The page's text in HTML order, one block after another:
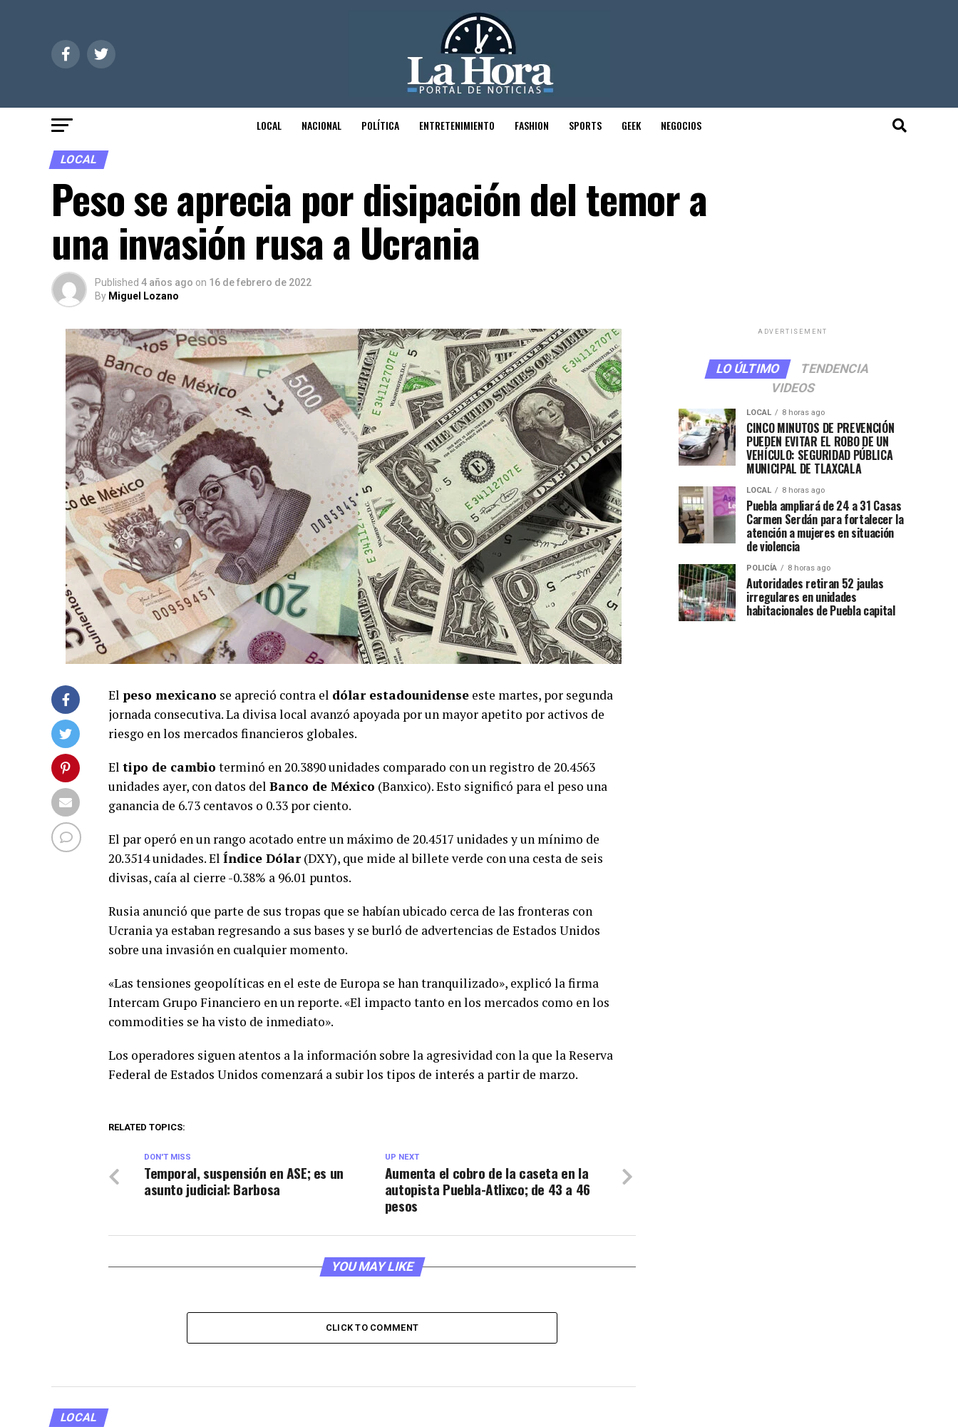
LOCAL NACIONAL POLÍTICA ENTRETENIMIENTO FASHION SPORTS GEEK NEGOCIOS
LOCAL
Peso se aprecia por disipación del temor a
una invasión rusa a Ucrania
Published 4 años ago on 16 de febrero de 2022
By Miguel Lozano
El peso mexicano se apreció contra el dólar estadounidense este martes, por segunda
jornada consecutiva. La divisa local avanzó apoyada por un mayor apetito por activos de
riesgo en los mercados financieros globales.
El tipo de cambio terminó en 20.3890 unidades comparado con un registro de 20.4563
unidades ayer, con datos del Banco de México (Banxico). Esto significó para el peso una
ganancia de 6.73 centavos o 0.33 por ciento.
El par operó en un rango acotado entre un máximo de 20.4517 unidades y un mínimo de
20.3514 unidades. El Índice Dólar(DXY), que mide al billete verde con una cesta de seis
divisas, caía al cierre -0.38% a 96.01 puntos.
Rusia anunció que parte de sus tropas que se habían ubicado cerca de las fronteras con
Ucrania ya estaban regresando a sus bases y se burló de advertencias de Estados Unidos
sobre una invasión en cualquier momento.
«Las tensiones geopolíticas en el este de Europa se han tranquilizado», explicó la firma
Intercam Grupo Financiero en un reporte. «El impacto tanto en los mercados como en los
commodities se ha visto de inmediato».
Los operadores siguen atentos a la información sobre la agresividad con la que la Reserva
Federal de Estados Unidos comenzará a subir los tipos de interés a partir de marzo.
RELATED TOPICS:
UP NEXT
Aumenta el cobro de la caseta en la
autopista Puebla-Atlixco; de 43 a 46
pesos
DON'T MISS
Temporal, suspensión en ASE; es un
asunto judicial: Barbosa
YOU MAY LIKE
CLICK TO COMMENT
LOCAL
ADVERTISEMENT
LO ÚLTIMO
TENDENCIA
VIDEOS
LOCAL 8 horas ago
CINCO MINUTOS DE PREVENCIÓN
PUEDEN EVITAR EL ROBO DE UN
VEHÍCULO: SEGURIDAD PÚBLICA
MUNICIPAL DE TLAXCALA
LOCAL 8 horas ago
Puebla ampliará de 24 a 31 Casas
Carmen Serdán para fortalecer la
atención a mujeres en situación
de violencia
POLICÍA 8 horas ago
Autoridades retiran 52 jaulas
irregulares en unidades
habitacionales de Puebla capital